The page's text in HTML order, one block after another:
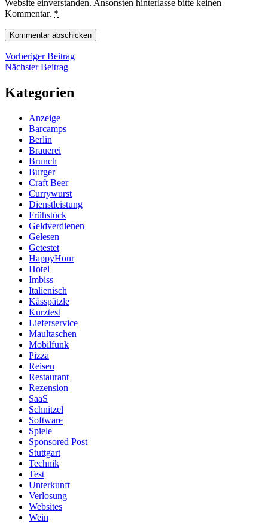
Website einverstanden. Ansonsten hinterlasse bitte keinen
Kommentar. *
Beitragsnavigation
Vorheriger BeitragVorheriger
Nächster BeitragNächster
Kategorien
Anzeige
Barcamps
Berlin
Brauerei
Brunch
Burger
Craft Beer
Currywurst
Dienstleistung
Frühstück
Geldverdienen
Gelesen
Getestet
HappyHour
Hotel
Imbiss
Italienisch
Kässpätzle
Kurztest
Lieferservice
Maultaschen
Mobilfunk
Pizza
Reisen
Restaurant
Rezension
SaaS
Schnitzel
Software
Spiele
Sponsored Post
Stuttgart
Technik
Test
Unterkunft
Verlosung
Websites
Wein